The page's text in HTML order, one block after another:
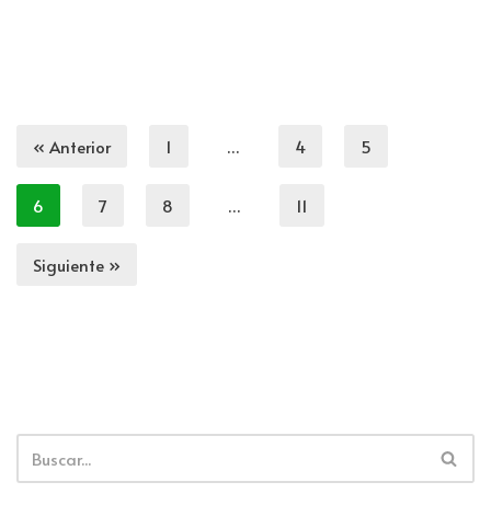
« Anterior 1 … 4 5
6 7 8 … 11
Siguiente »